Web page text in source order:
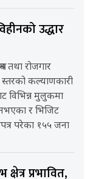
उद्धार
तथा रोजगार
स्तरको कल्याणकारी
विभिन्न मुलुकमा
र भिजिट
परेका १५५ जना
प्रभावित,